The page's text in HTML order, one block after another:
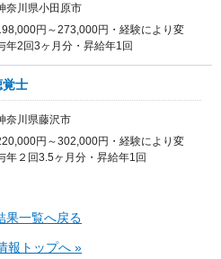
奈川県小田原市
円～273,000円・経験により変
年2回3ヶ月分・昇給年1回
覚士
奈川県藤沢市
円～302,000円・経験により変
年２回3.5ヶ月分・昇給年1回
果一覧へ戻る
報トップへ »